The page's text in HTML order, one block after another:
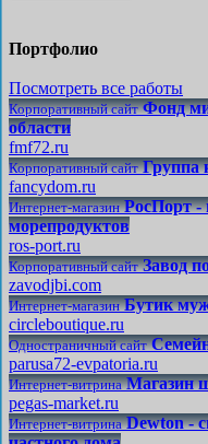
Портфолио
Посмотреть все работы
Корпоративный сайт Фонд
области
fmf72.ru
Корпоративный сайт Группа
fancydom.ru
Интернет-магазин РосПорт -
морепродуктов
ros-port.ru
Корпоративный сайт Завод
zavodjbi.com
Интернет-магазин Бутик
circleboutique.ru
Одностраничный сайт
parusa72-evpatoria.ru
Интернет-витрина Магазин
pegas-market.ru
Интернет-витрина Dewton -